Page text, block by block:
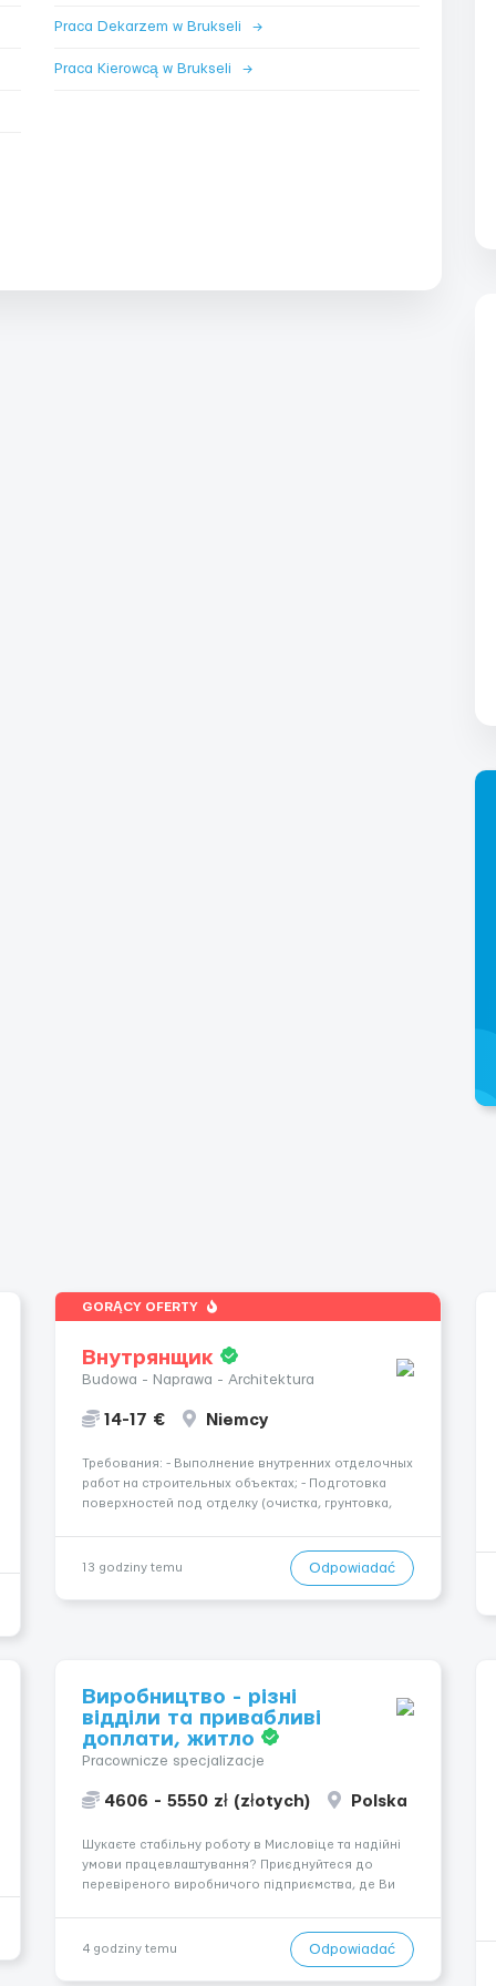
Praca Dekarzem w Brukseli →
Praca Kierowcą w Brukseli →
GORĄCY OFERTY
Внутрянщик
Budowa - Naprawa - Architektura
14-17 € Niemcy
Требования: - Выполнение внутренних отделочных
работ на строительных объектах; - Подготовка
поверхностей под отделку (очистка, грунтовка,
(стены, перегородки, потолки); - Укладка плитки на
13 godziny temu Odpowiadać
Виробництво - різні
відділи та привабливі
доплати, житло
Pracownicze specjalizacje
4606 - 5550 zł (złotych) Polska
Шукаєте стабільну роботу в Мисловіце та надійні
умови працевлаштування? Приєднуйтеся до
перевіреного виробничого підприємства, де Ви
відповідно до Ваших навичок
4 godziny temu Odpowiadać